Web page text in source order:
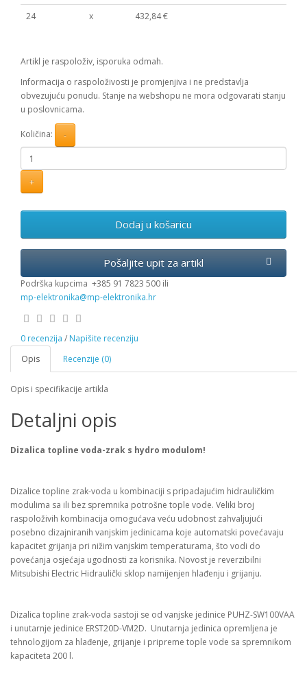
24
x 432,84 €
Artikl je raspoloživ, isporuka odmah.
Informacija o raspoloživosti je promjenjiva i ne predstavlja
obvezujuću ponudu. Stanje na webshopu ne mora odgovarati stanju
u poslovnicama.
Količina:
Dodaj u košaricu
Podrška kupcima +385 91 7823 500 ili
mp-elektronika@mp-elektronika.hr
0 recenzija / Napišite recenziju
Opis
Recenzije (0)
Opis i specifikacije artikla
Detaljni opis
Dizalica topline voda-zrak s hydro modulom!
Dizalice topline zrak-voda u kombinaciji s pripadajućim hidrauličkim
modulima sa ili bez spremnika potrošne tople vode. Veliki broj
raspoloživih kombinacija omogućava veću udobnost zahvaljujući
posebno dizajniranih vanjskim jedinicama koje automatski povećavaju
kapacitet grijanja pri nižim vanjskim temperaturama, što vodi do
povećanja osjećaja ugodnosti za korisnika. Novost je reverzibilni
Mitsubishi Electric Hidraulički sklop namijenjen hlađenju i grijanju.
Dizalica topline zrak-voda sastoji se od vanjske jedinice PUHZ-SW100VAA
i unutarnje jedinice ERST20D-VM2D. Unutarnja jedinica opremljena je
tehnologijom za hlađenje, grijanje i pripreme tople vode sa spremnikom
kapaciteta 200 l.